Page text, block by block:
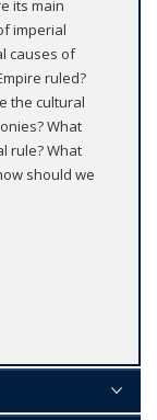
its main
imperial
causes of
ruled?
the cultural
What
rule? What
should we